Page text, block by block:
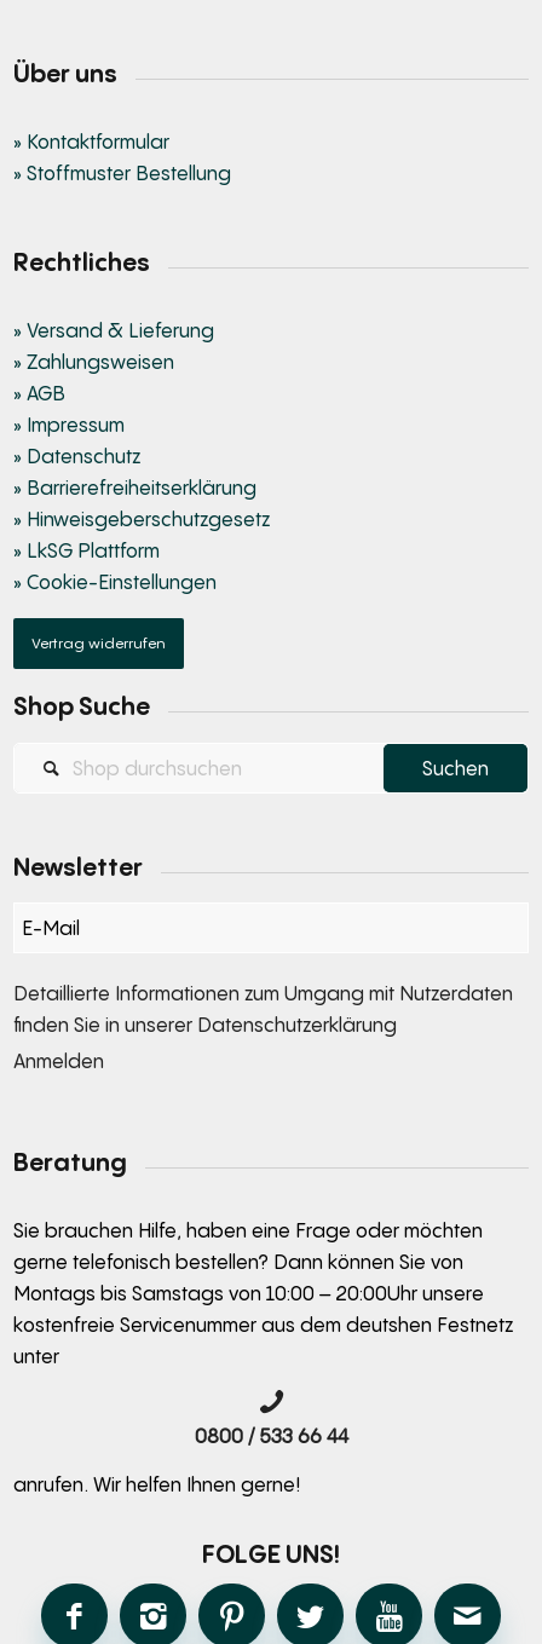
Über uns
» Kontaktformular
» Stoffmuster Bestellung
Rechtliches
» Versand & Lieferung
» Zahlungsweisen
» AGB
» Impressum
» Datenschutz
» Barrierefreiheitserklärung
» Hinweisgeberschutzgesetz
» LkSG Plattform
» Cookie-Einstellungen
Vertrag widerrufen
Shop Suche
Newsletter
Section
Detaillierte Informationen zum Umgang mit Nutzerdaten
finden Sie in unserer Datenschutzerklärung
Anmelden
Beratung
Sie brauchen Hilfe, haben eine Frage oder möchten
gerne telefonisch bestellen? Dann können Sie von
Montags bis Samstags von 10:00 – 20:00Uhr unsere
kostenfreie Servicenummer aus dem deutshen Festnetz
unter
0800 / 533 66 44
anrufen. Wir helfen Ihnen gerne!
FOLGE UNS!